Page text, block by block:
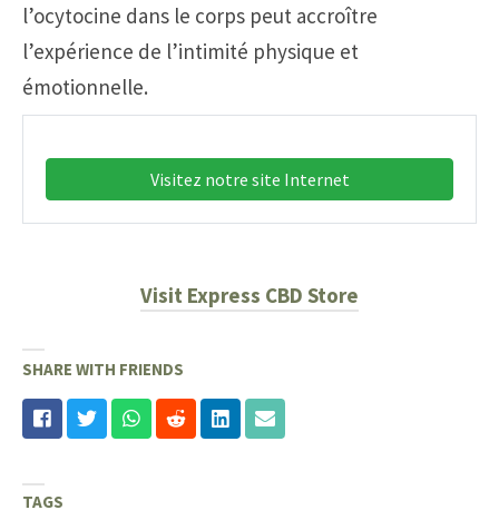
l’ocytocine dans le corps peut accroître
l’expérience de l’intimité physique et
émotionnelle.
Visitez notre site Internet
Visit Express CBD Store
SHARE WITH FRIENDS
TAGS